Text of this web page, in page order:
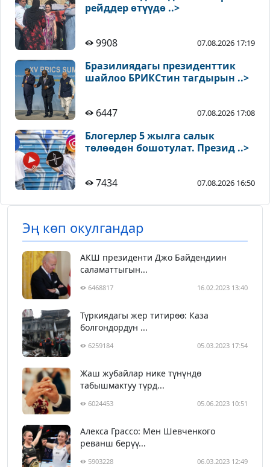
рейддер өтүүдө ..>
9908 07.08.2026 17:19
Бразилиядагы президенттик
шайлоо БРИКСтин тагдырын ..>
6447 07.08.2026 17:08
Блогерлер 5 жылга салык
төлөөдөн бошотулат. Презид ..>
7434 07.08.2026 16:50
Эң көп окулгандар
АКШ президенти Джо Байдендиин
саламаттыгын...
6468817 16.02.2023 13:40
Түркиядагы жер титирөө: Каза
болгондордун ...
6259184 05.03.2023 17:54
Жаш жубайлар нике түнүндө
табышмактуу түрд...
6024453 05.06.2023 10:51
Алекса Грассо: Мен Шевченкого
реванш берүү...
5903228 06.03.2023 12:49